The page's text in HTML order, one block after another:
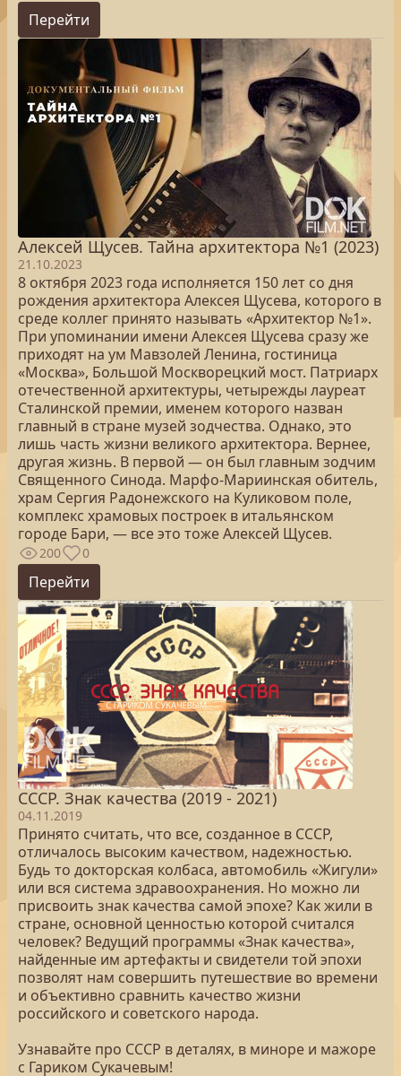
Перейти
Алексей Щусев. Тайна архитектора №1 (2023)
21.10.2023
8 октября 2023 года исполняется 150 лет со дня
рождения архитектора Алексея Щусева, которого в
среде коллег принято называть «Архитектор №1».
При упоминании имени Алексея Щусева сразу же
приходят на ум Мавзолей Ленина, гостиница
«Москва», Большой Москворецкий мост. Патриарх
отечественной архитектуры, четырежды лауреат
Сталинской премии, именем которого назван
главный в стране музей зодчества. Однако, это
лишь часть жизни великого архитектора. Вернее,
другая жизнь. В первой — он был главным зодчим
Священного Синода. Марфо-Мариинская обитель,
храм Сергия Радонежского на Куликовом поле,
комплекс храмовых построек в итальянском
городе Бари, — все это тоже Алексей Щусев.
200 0
Перейти
СССР. Знак качества (2019 - 2021)
04.11.2019
Принято считать, что все, созданное в СССР,
отличалось высоким качеством, надежностью.
Будь то докторская колбаса, автомобиль «Жигули»
или вся система здравоохранения. Но можно ли
присвоить знак качества самой эпохе? Как жили в
стране, основной ценностью которой считался
человек? Ведущий программы «Знак качества»,
найденные им артефакты и свидетели той эпохи
позволят нам совершить путешествие во времени
и объективно сравнить качество жизни
российского и советского народа.
Узнавайте про СССР в деталях, в миноре и мажоре
с Гариком Сукачевым!